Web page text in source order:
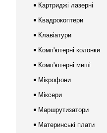
Картриджі лазерні
Квадрокоптери
Клавіатури
Комп'ютерні колонки
Комп'ютерні миші
Мікрофони
Міксери
Маршрутизатори
Материнські плати